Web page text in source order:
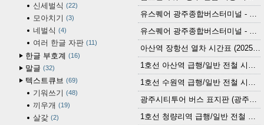
신세벌식 22
모아치기 3
네벌식 4
여러 한글 자판 11
한글 부호계 16
말글 32
텍스트큐브 69
기워쓰기 48
끼우개 19
살갗 2
아산역 장항선 열차 시간표 (2025.12.30 기준) (무궁화호, ITX-마음, 새마을호, 서해금빛열차)